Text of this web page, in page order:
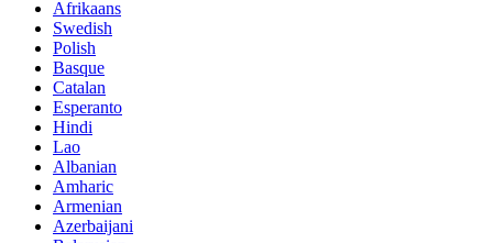
Afrikaans
Swedish
Polish
Basque
Catalan
Esperanto
Hindi
Lao
Albanian
Amharic
Armenian
Azerbaijani